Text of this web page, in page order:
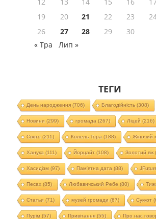
19
20 21 22 23
26
27 28 29
30
« Тра
Лип »
ТЕГИ
День народження(706) Благодійність (308)
Новини (299) громада (267) Ліцей (216)
Свято (211) Колель Тора (188) Жіночий
Ханука (111) Йорцайт (108) Золотий вік
Хасидізм (97) Пам'ятна дата (88)
Песах(85) Любавичський Ребе (80)
Статьи (71) музей громади (67) Суккот
Пурім (57) Привітання(55) Про нас